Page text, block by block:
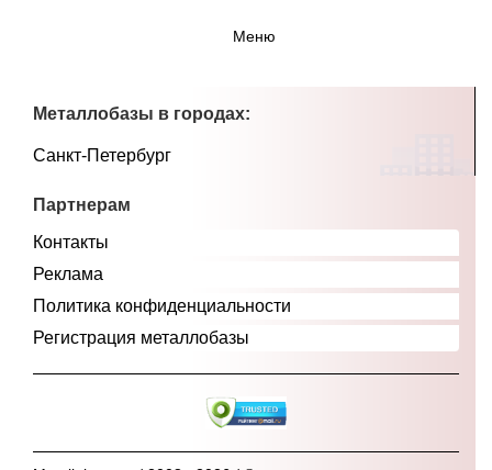
Меню
Металлобазы в городах:
Санкт-Петербург
Партнерам
Контакты
Реклама
Политика конфиденциальности
Регистрация металлобазы